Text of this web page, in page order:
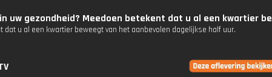
uw gezondheid? Meedoen betekent dat u al een kwartier be
u al een kwartier beweegt van het aanbevolen dagelijkse half uur.